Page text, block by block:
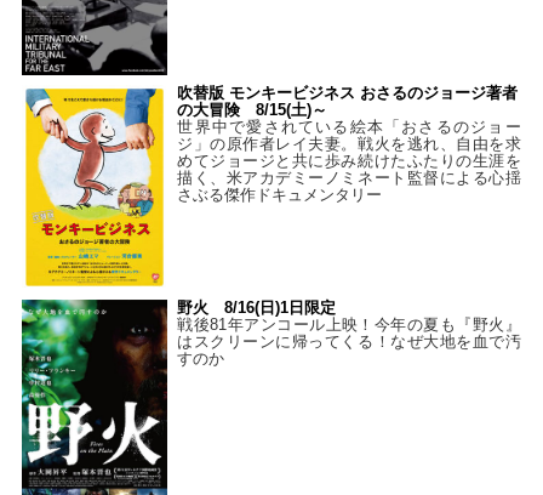
吹替版 モンキービジネス おさるのジョージ著者
の大冒険 8/15(土)～
世界中で愛されている絵本「おさるのジョー
ジ」の原作者レイ夫妻。戦火を逃れ、自由を求
めてジョージと共に歩み続けたふたりの生涯を
描く、米アカデミーノミネート監督による心揺
さぶる傑作ドキュメンタリー
野火 8/16(日)1日限定
戦後81年アンコール上映！今年の夏も『野火』
はスクリーンに帰ってくる！なぜ大地を血で汚
すのか